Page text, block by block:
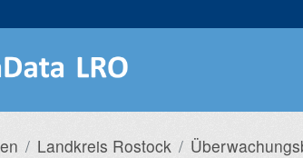
Landkreis Rostock